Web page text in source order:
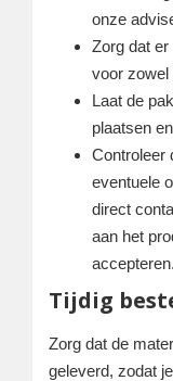
onze
Zorg dat
voor zowel
Laat de
plaatsen
Controleer
eventuele
direct
aan het
accepteren.
Tijdig
Zorg dat de
geleverd, zodat